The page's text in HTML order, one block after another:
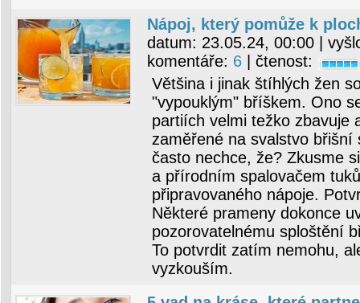
Nápoj, který pomůže k
datum: 23.05.24, 00:00 |
komentáře: 6 | čtenost:
Většina i jinak štíhlých žen
"vypouklým" bříškem. Ono
partiích velmi težko zbavuje
zaměřené na svalstvo břišní
často nechce, že? Zkusme
a přírodním spalovačem
připravovaného nápoje.
Některé prameny dokonce
pozorovatelnému sploštění
To potvrdit zatím nemohu,
vyzkouším.